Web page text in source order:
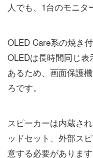
人でも、1台のモニタ
OLED Care系の焼き
OLEDは長時間同じ
あるため、画面保護
ろです。
スピーカーは内蔵さ
ッドセット、外部ス
意する必要があります